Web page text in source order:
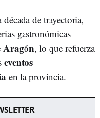
de trayectoria,
gastronómicas
Aragón, lo que refuerza
eventos
en la provincia.